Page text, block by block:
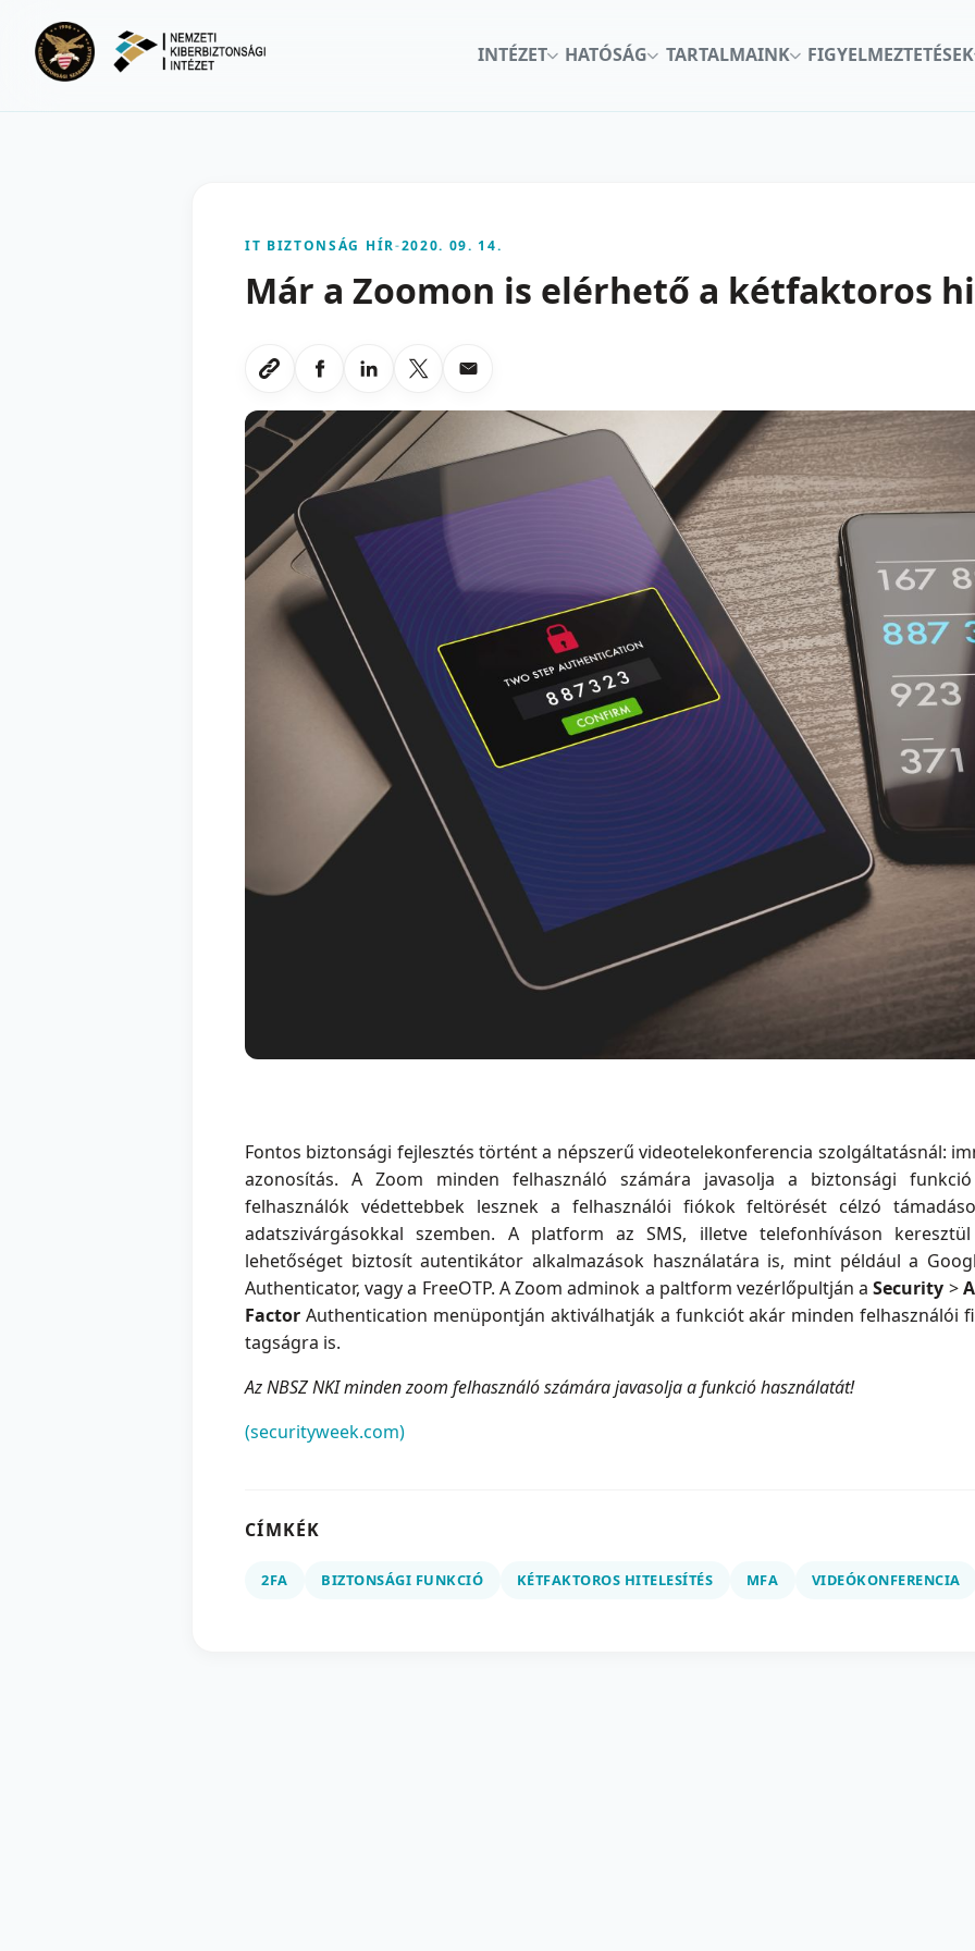
INTÉZET
HATÓSÁG TARTALMAINK FIGYELMEZTETÉSEK
IT BIZTONSÁG HÍR-2020. 09. 14.
Már a Zoomon is elérhető a kétfaktoros
Link masolasa
Megosztas Facebookon
Megosztas LinkedInen
Megosztas X-en
Megosztas emailben
Fontos biztonsági fejlesztés történt a népszerű videotelekonferencia szolgáltatásnál:
azonosítás. A Zoom minden felhasználó számára javasolja a biztonsági
felhasználók védettebbek lesznek a felhasználói fiókok feltörését célzó
adatszivárgásokkal szemben. A platform az SMS, illetve telefonhíváson
lehetőséget biztosít autentikátor alkalmazások használatára is, mint például a
Authenticator, vagy a FreeOTP. A Zoom adminok a paltform vezérlőpultján aSecurity >
Factor Authentication menüpontján aktiválhatják a funkciót akár minden felhasználói
tagságra is.
Az NBSZ NKI minden zoom felhasználó számára javasolja a funkció használatát!
(securityweek.com)
CÍMKÉK
2FA BIZTONSÁGI FUNKCIÓ KÉTFAKTOROS HITELESÍTÉS MFA VIDEÓKONFERENCIA